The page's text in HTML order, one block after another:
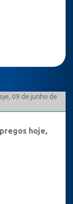
hoje,